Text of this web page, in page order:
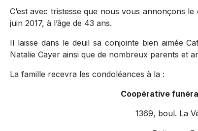
C’est avec tristesse que nous vous annonçons
juin 2017, à l’âge de 43 ans.
Il laisse dans le deuil sa conjointe bien aimée
Natalie Cayer ainsi que de nombreux parents et
La famille recevra les condoléances à la :
Coopérative
1369, boul. La